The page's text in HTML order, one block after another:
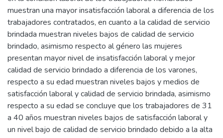
muestran una mayor insatisfacción laboral a diferencia de los
trabajadores contratados, en cuanto a la calidad de servicio
brindada muestran niveles bajos de calidad de servicio
brindado, asimismo respecto al género las mujeres
presentan mayor nivel de insatisfacción laboral y mejor
calidad de servicio brindado a diferencia de los varones,
respecto a su edad muestran niveles bajos y medios de
satisfacción laboral y calidad de servicio brindada, asimismo
respecto a su edad se concluye que los trabajadores de 31
a 40 años muestran niveles bajos de satisfacción laboral y
un nivel bajo de calidad de servicio brindado debido a la alta